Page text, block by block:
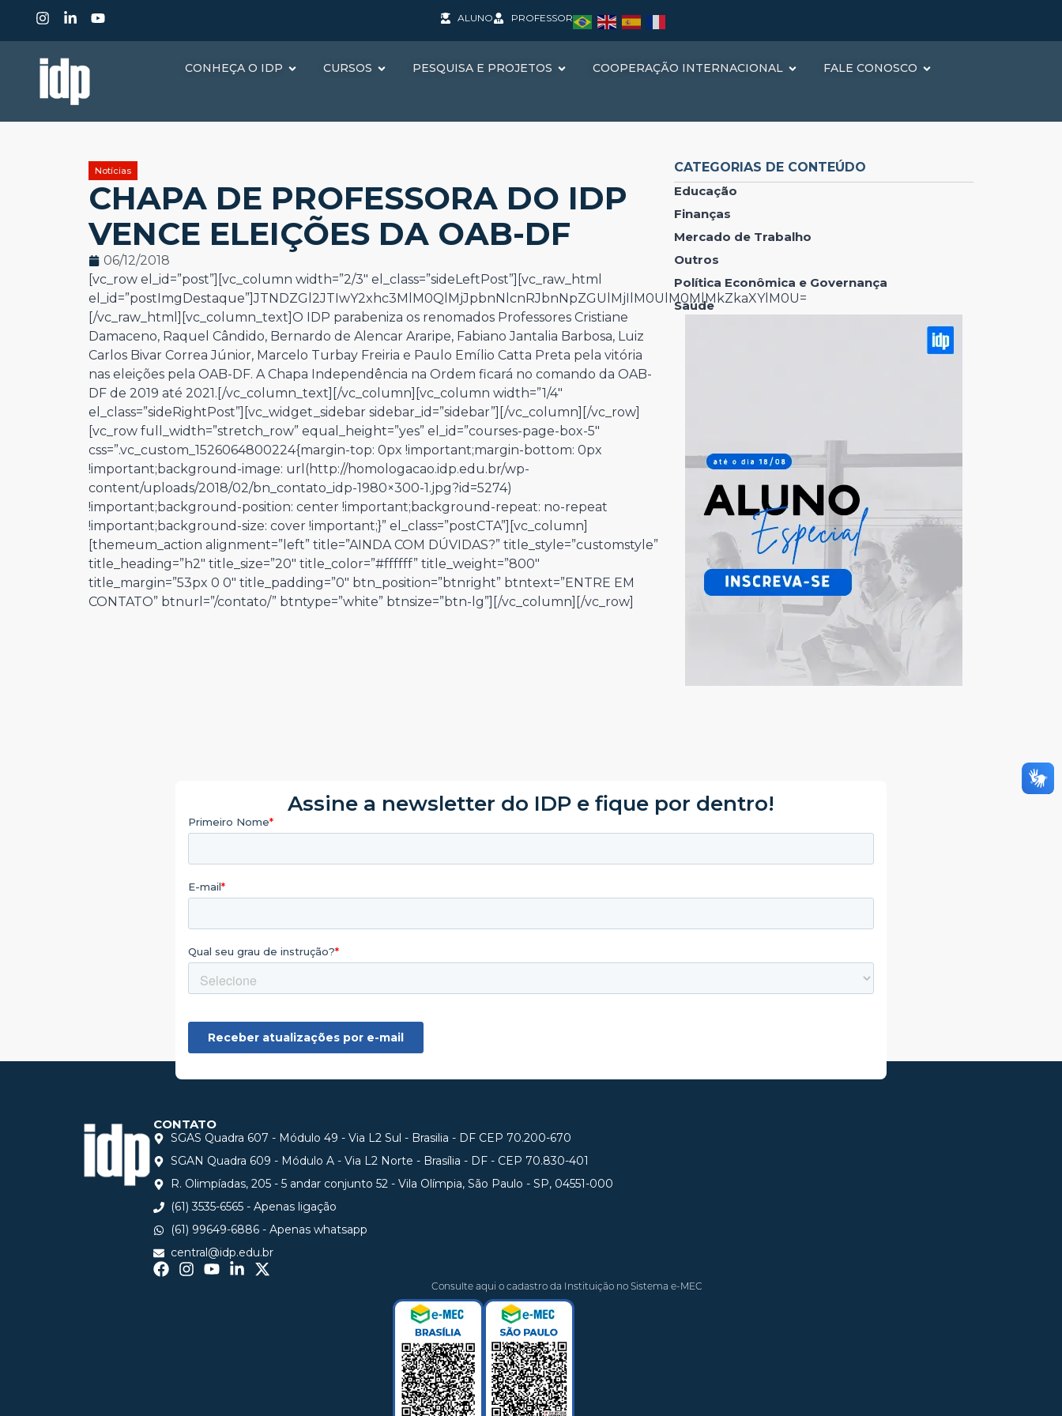
ALUNO PROFESSOR
CONHEÇA O IDP CURSOS PESQUISA E PROJETOS COOPERAÇÃO INTERNACIONAL FALE CONOSCO
Notícias
CHAPA DE PROFESSORA DO IDP
VENCE ELEIÇÕES DA OAB-DF
06/12/2018
[vc_row el_id=”post”][vc_column width=”2/3″ el_class=”sideLeftPost”][vc_raw_html
el_id=”postImgDestaque”]JTNDZGl2JTIwY2xhc3MlM0QlMjJpbnNlcnRJbnNpZGUlMjIlM0UlM0MlMkZkaXYlM0U=
[/vc_raw_html][vc_column_text]O IDP parabeniza os renomados Professores Cristiane
Damaceno, Raquel Cândido, Bernardo de Alencar Araripe, Fabiano Jantalia Barbosa, Luiz
Carlos Bivar Correa Júnior, Marcelo Turbay Freiria e Paulo Emílio Catta Preta pela vitória
nas eleições pela OAB-DF. A Chapa Independência na Ordem ficará no comando da OAB-
DF de 2019 até 2021. [/vc_column_text][/vc_column][vc_column width=”1/4″
el_class=”sideRightPost”][vc_widget_sidebar sidebar_id=”sidebar”][/vc_column][/vc_row]
[vc_row full_width=”stretch_row” equal_height=”yes” el_id=”courses-page-box-5″
css=”.vc_custom_1526064800224{margin-top: 0px !important;margin-bottom: 0px
!important;background-image: url(http://homologacao.idp.edu.br/wp-
content/uploads/2018/02/bn_contato_idp-1980×300-1.jpg?id=5274)
!important;background-position: center !important;background-repeat: no-repeat
!important;background-size: cover !important;}” el_class=”postCTA”][vc_column]
[themeum_action alignment=”left” title=”AINDA COM DÚVIDAS?” title_style=”customstyle”
title_heading=”h2″ title_size=”20″ title_color=”#ffffff” title_weight=”800″
title_margin=”53px 0 0″ title_padding=”0″ btn_position=”btnright” btntext=”ENTRE EM
CONTATO” btnurl=”/contato/” btntype=”white” btnsize=”btn-lg”][/vc_column][/vc_row]
CATEGORIAS DE CONTEÚDO
Educação
Finanças
Mercado de Trabalho
Outros
Política Econômica e Governança
Saúde
Assine a newsletter do IDP e fique por dentro!
CONTATO
SGAS Quadra 607 - Módulo 49 - Via L2 Sul - Brasilia - DF CEP 70.200-670
SGAN Quadra 609 - Módulo A - Via L2 Norte - Brasília - DF - CEP 70.830-401
R. Olimpíadas, 205 - 5 andar conjunto 52 - Vila Olímpia, São Paulo - SP, 04551-000
(61) 3535-6565 - Apenas ligação
(61) 99649-6886 - Apenas whatsapp
central@idp.edu.br
Consulte aqui o cadastro da Instituição no Sistema e-MEC